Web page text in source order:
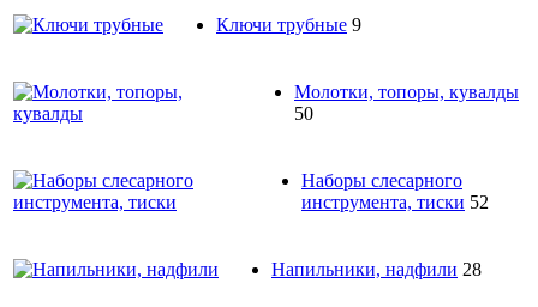
Ключи трубные 9
Молотки, топоры, кувалды
50
Наборы слесарного
инструмента, тиски 52
Напильники, надфили 28